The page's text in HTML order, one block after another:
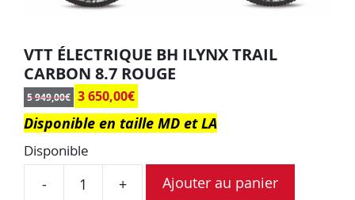
VTT ÉLECTRIQUE BH ILYNX TRAIL
CARBON 8.7 ROUGE
5 949,00€ 3 650,00€
Disponible en taille MD et LA
Disponible
- + Ajouter au panier